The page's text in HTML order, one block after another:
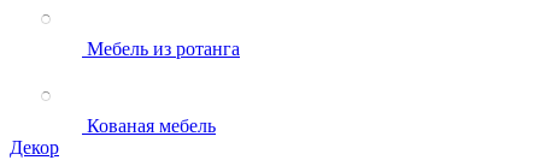
Мебель из ротанга
Кованая мебель
Декор